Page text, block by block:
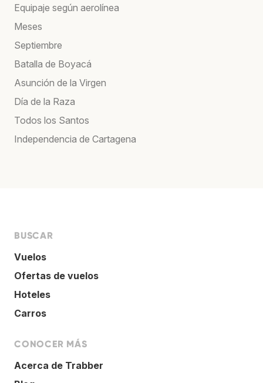
Equipaje según aerolínea
Meses
Septiembre
Batalla de Boyacá
Asunción de la Virgen
Día de la Raza
Todos los Santos
Independencia de Cartagena
BUSCAR
Vuelos
Ofertas de vuelos
Hoteles
Carros
CONOCER MÁS
Acerca de Trabber